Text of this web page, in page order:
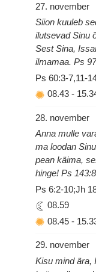
27. november
Siion kuuleb
ilutsevad Sinu
Sest Sina,
ilmamaa. Ps
Ps 60:3-7,11-
08.43 -
28. november
Anna mulle
ma loodan
pean käima,
hinge! Ps 143:8
Ps 6:2-10;Jh
08.59
08.45 -
29. november
Kisu mind ära,